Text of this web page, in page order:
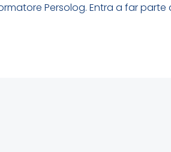
Persolog. Entra a far